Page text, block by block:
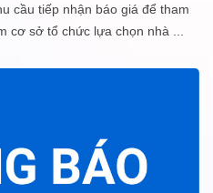
cầu tiếp nhận báo giá để tham
cơ sở tổ chức lựa chọn nhà